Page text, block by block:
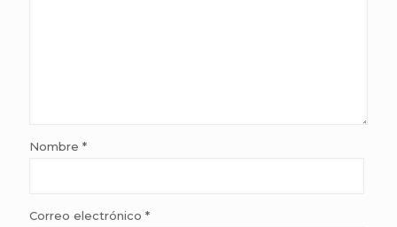
Nombre *
Correo electrónico *